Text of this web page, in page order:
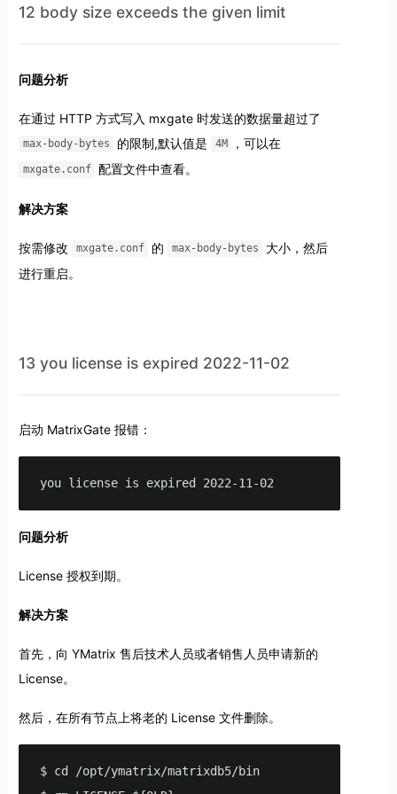
12 body size exceeds the given limit
问题分析
在通过 HTTP 方式写入 mxgate 时发送的数据量超过了
max-body-bytes 的限制,默认值是 4M ，可以在
mxgate.conf 配置文件中查看。
解决方案
按需修改 mxgate.conf 的 max-body-bytes
大小，然后
进行重启。
13 you license is expired 2022-11-02
启动 MatrixGate 报错：
you license is expired 2022-11-02
问题分析
License 授权到期。
解决方案
首先，向 YMatrix 售后技术人员或者销售人员申请新的
License。
然后，在所有节点上将老的 License 文件删除。
$ cd /opt/ymatrix/matrixdb5/bin